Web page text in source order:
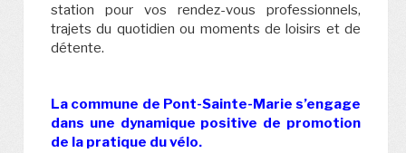
station pour vos rendez-vous professionnels,
trajets du quotidien ou moments de loisirs et de
détente.
La commune de Pont-Sainte-Marie s’engage
dans une dynamique positive de promotion
de la pratique du vélo.